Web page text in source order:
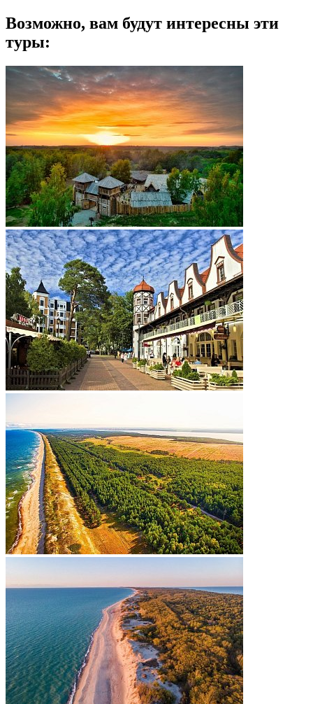
Возможно, вам будут интересны эти
туры: